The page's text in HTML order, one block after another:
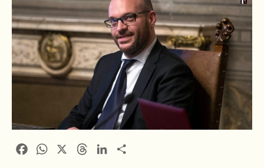
FacebookWhatsApp ThreadsLinkedIn